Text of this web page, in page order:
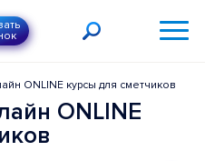
ONLINE курсы для сметчиков
ONLINE